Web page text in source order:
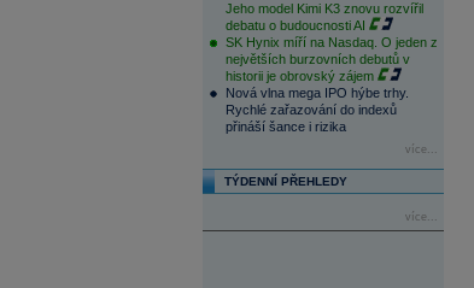
Jeho model Kimi K3 znovu rozvířil
debatu o budoucnosti AI
SK Hynix míří na Nasdaq. O jeden z
největších burzovních debutů v
historii je obrovský zájem
Nová vlna mega IPO hýbe trhy.
Rychlé zařazování do indexů
přináší šance i rizika
více...
TÝDENNÍ PŘEHLEDY
více...